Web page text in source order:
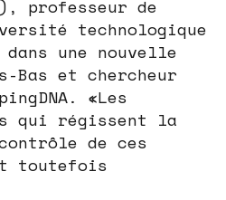
professeur de
technologique
une nouvelle
Bas et chercheur
«Les
qui régissent la
de ces
toutefois